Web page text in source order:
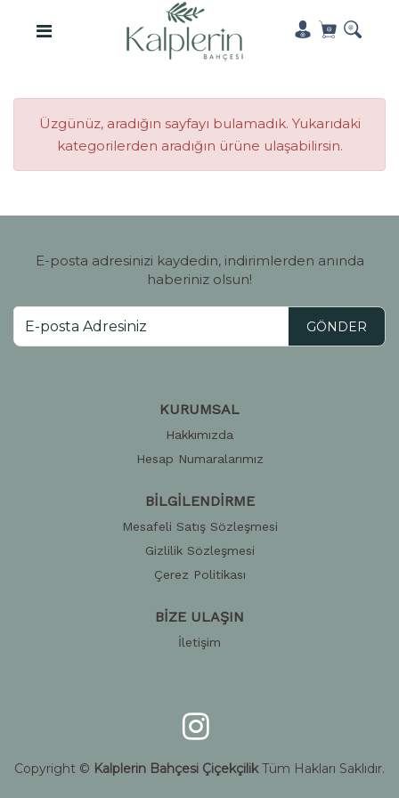
Üzgünüz, aradığın sayfayı bulamadık. Yukarıdaki
kategorilerden aradığın ürüne ulaşabilirsin.
E-posta adresinizi kaydedin, indirimlerden anında
haberiniz olsun!
GÖNDER
KURUMSAL
Hakkımızda
Hesap Numaralarımız
BİLGİLENDİRME
Mesafeli Satış Sözleşmesi
Gizlilik Sözleşmesi
Çerez Politikası
BİZE ULAŞIN
İletişim
Copyright © Kalplerin Bahçesi ÇiçekçilikTüm Hakları Saklıdır.